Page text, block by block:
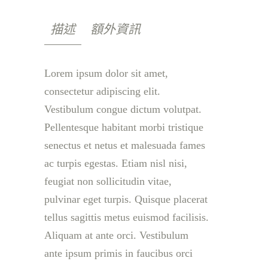
描述 額外資訊
Lorem ipsum dolor sit amet,
consectetur adipiscing elit.
Vestibulum congue dictum volutpat.
Pellentesque habitant morbi tristique
senectus et netus et malesuada fames
ac turpis egestas. Etiam nisl nisi,
feugiat non sollicitudin vitae,
pulvinar eget turpis. Quisque placerat
tellus sagittis metus euismod facilisis.
Aliquam at ante orci. Vestibulum
ante ipsum primis in faucibus orci